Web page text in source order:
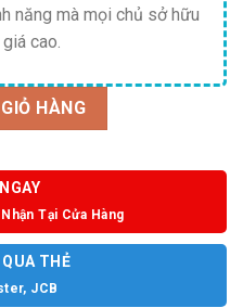
năng mà mọi chủ sở hữu
cao.
HÀNG
Tại Cửa Hàng
THẺ
JCB